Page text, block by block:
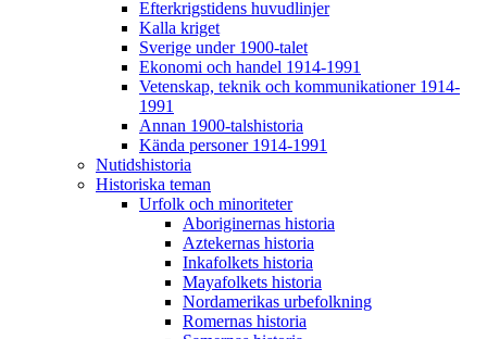
Efterkrigstidens huvudlinjer
Kalla kriget
Sverige under 1900-talet
Ekonomi och handel 1914-1991
Vetenskap, teknik och kommunikationer 1914-
1991
Annan 1900-talshistoria
Kända personer 1914-1991
Nutidshistoria
Historiska teman
Urfolk och minoriteter
Aboriginernas historia
Aztekernas historia
Inkafolkets historia
Mayafolkets historia
Nordamerikas urbefolkning
Romernas historia